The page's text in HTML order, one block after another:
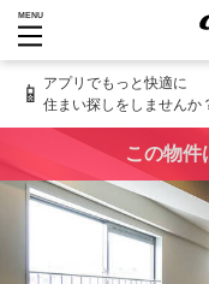
MENU
📱 アプリでもっと快適に
住まい探しをしませんか
この物件